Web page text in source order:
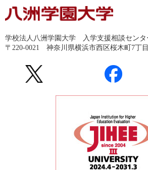
学校法人八洲学園大学 入学支援相談センタ
〒220-0021 神奈川県横浜市西区桜木町7丁